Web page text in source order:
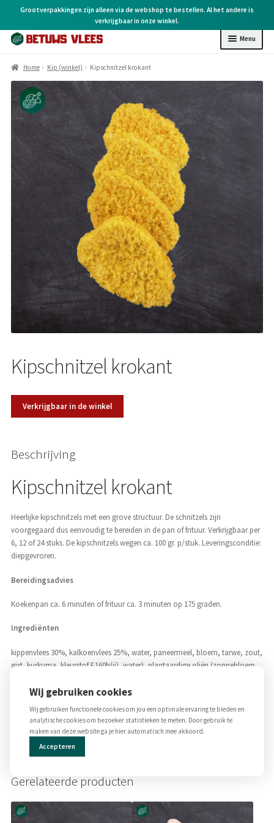
Grootverpakkingen zijn alleen via de webshop te bestellen. Al het andere is
verkrijgbaar in onze winkel.
Menu
Home
Kip (online)
Rund (winkel)
Varken (winkel)
BBQ (winkel)
Kruiden & overige
Cadeaubonnen
Home Kip (winkel) Kipschnitzel krokant
Kipschnitzel krokant
Verkrijgbaar in de winkel
Beschrijving
Kipschnitzel krokant
Heerlijke kipschnitzels met een grove structuur. De schnitzels zijn
voorgegaard dus eenvoudig te bereiden in de pan of frituur. Verkrijgbaar per
6, 12 of 24 stuks. De kipschnitzels wegen ca. 100 gr. p/stuk. Leveringsconditie:
diepgevroren.
Bereidingsadvies
Koekenpan ca. 6 minuten of frituur ca. 3 minuten op 175 graden.
Ingrediënten
kippenvlees 30%, kalkoenvlees 25%, water, paneermeel, bloem, tarwe, zout,
gist, kurkuma, kleurstof E160b(ii), water), plantaardige oliën (zonnebloem,
zout, plantaardig eiwit (SOJA), voedingsvezels, glucosestroop, zetmeel
E450, E451, E452, weipoeder (MELK), maltodextrine, dextrose, ui, kruiden,
antioxidant: rozemarijnextract. Kan sporen bevatten van gerst, eieren en
mosterd.
Gerelateerde producten
Dit
product
Dit
product
Wij gebruiken cookies
Wij gebruiken functionele cookies om jou een optimale ervaring te bieden en
analytische cookies om bezoeker statistieken te meten. Door gebruik te
maken van deze website ga je hier automatisch mee akkoord.
Accepteren